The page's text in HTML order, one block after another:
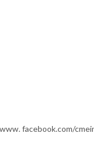
facebook.com/